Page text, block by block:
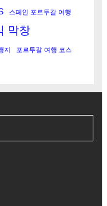
스페인 포르투갈 여행
막창
지 포르투갈 여행 코스